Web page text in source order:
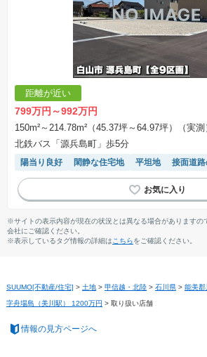
距離が近い
799万円～992万円
150m²～214.78m²（45.37坪～64.97坪）（実測
北鉄バス「源兵島町」歩5分
陽当り良好 閑静な住宅地 平坦地 接面道
※サイトの表示内容が現在の状況とは異なる場合がありますの
会社にご確認ください。
※表示しているタグ情報の詳細は こちらをご確認ください。
SUUMO[不動産/住宅] > 土地 > 甲信越・北陸 > 石川県 > 能美郡
字舟場島（美川駅） 1200万円 > 取り扱い店舗
情報の見方ページへ